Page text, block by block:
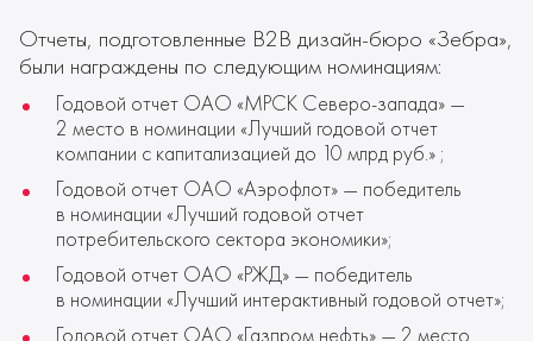
Отчеты, подготовленные В2B дизайн-бюро «Зебра»,
были награждены по следующим номинациям:
Годовой отчет ОАО «МРСК Северо-запада» —
2 место в номинации «Лучший годовой отчет
компании с капитализацией до 10 млрд руб.» ;
Годовой отчет ОАО «Аэрофлот» — победитель
в номинации «Лучший годовой отчет
потребительского сектора экономики»;
Годовой отчет ОАО «РЖД» — победитель
в номинации «Лучший интерактивный годовой отчет»;
Годовой отчет ОАО «Газпром нефть» — 2 место